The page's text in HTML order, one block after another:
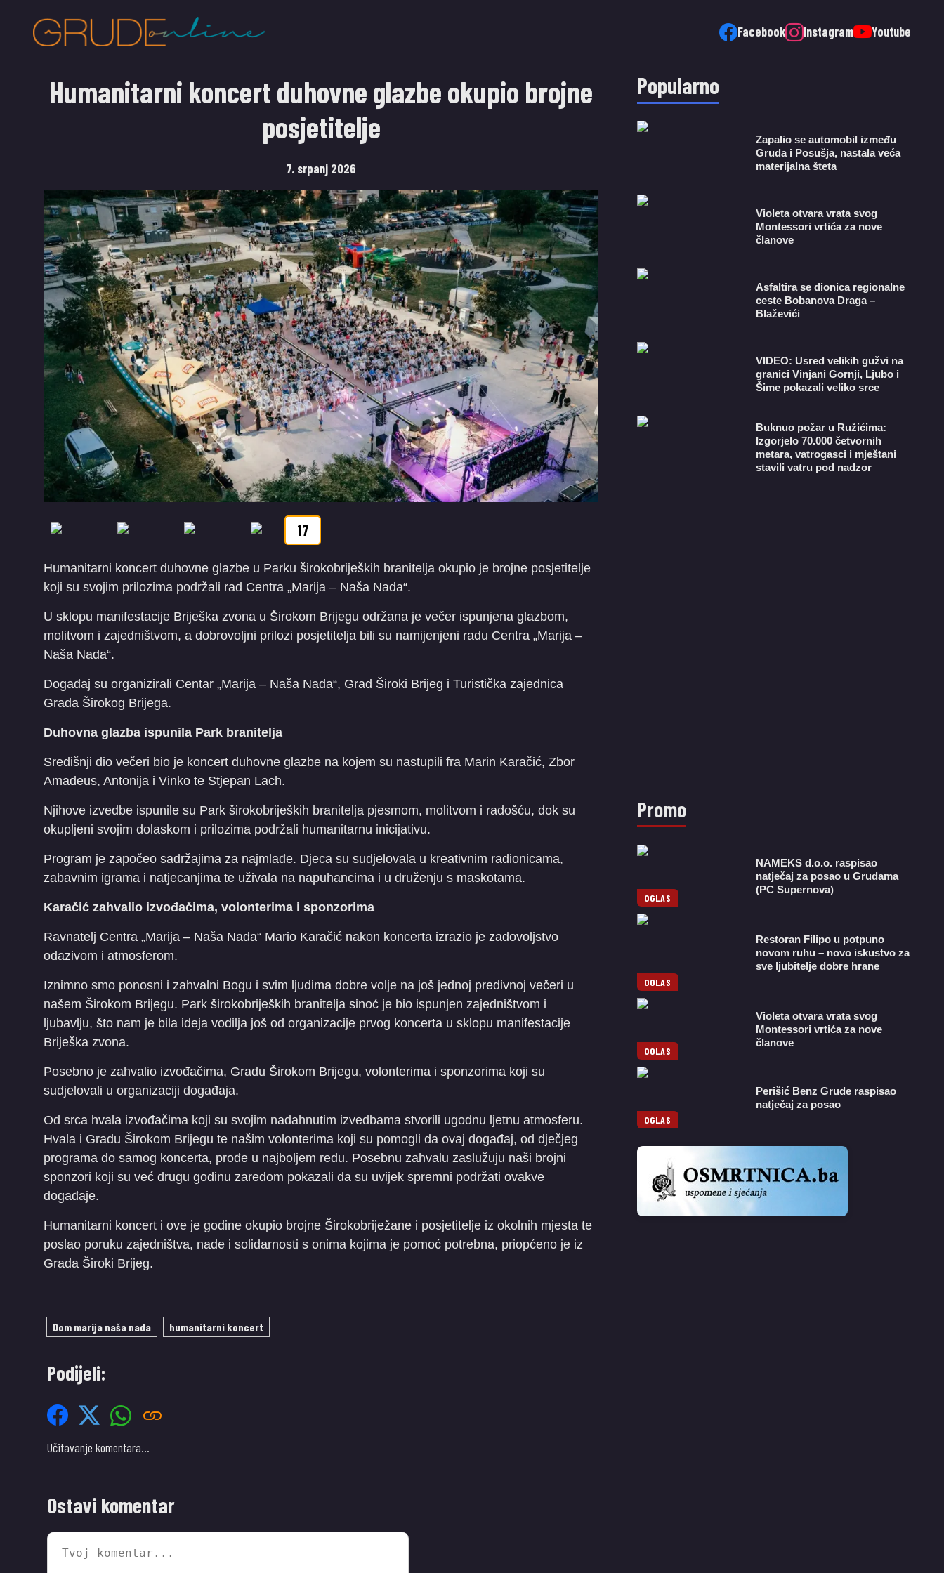
Facebook Instagram Youtube
Humanitarni koncert duhovne glazbe okupio brojne
posjetitelje
7. srpanj 2026
17
Humanitarni koncert duhovne glazbe u Parku širokobrijeških branitelja okupio je brojne posjetitelje
koji su svojim prilozima podržali rad Centra „Marija – Naša Nada“.
U sklopu manifestacije Briješka zvona u Širokom Brijegu održana je večer ispunjena glazbom,
molitvom i zajedništvom, a dobrovoljni prilozi posjetitelja bili su namijenjeni radu Centra „Marija –
Naša Nada“.
Događaj su organizirali Centar „Marija – Naša Nada“, Grad Široki Brijeg i Turistička zajednica
Grada Širokog Brijega.
Duhovna glazba ispunila Park branitelja
Središnji dio večeri bio je koncert duhovne glazbe na kojem su nastupili fra Marin Karačić, Zbor
Amadeus, Antonija i Vinko te Stjepan Lach.
Njihove izvedbe ispunile su Park širokobrijeških branitelja pjesmom, molitvom i radošću, dok su
okupljeni svojim dolaskom i prilozima podržali humanitarnu inicijativu.
Program je započeo sadržajima za najmlađe. Djeca su sudjelovala u kreativnim radionicama,
zabavnim igrama i natjecanjima te uživala na napuhancima i u druženju s maskotama.
Karačić zahvalio izvođačima, volonterima i sponzorima
Ravnatelj Centra „Marija – Naša Nada“ Mario Karačić nakon koncerta izrazio je zadovoljstvo
odazivom i atmosferom.
Iznimno smo ponosni i zahvalni Bogu i svim ljudima dobre volje na još jednoj predivnoj večeri u
našem Širokom Brijegu. Park širokobrijeških branitelja sinoć je bio ispunjen zajedništvom i
ljubavlju, što nam je bila ideja vodilja još od organizacije prvog koncerta u sklopu manifestacije
Briješka zvona.
Posebno je zahvalio izvođačima, Gradu Širokom Brijegu, volonterima i sponzorima koji su
sudjelovali u organizaciji događaja.
Od srca hvala izvođačima koji su svojim nadahnutim izvedbama stvorili ugodnu ljetnu atmosferu.
Hvala i Gradu Širokom Brijegu te našim volonterima koji su pomogli da ovaj događaj, od dječjeg
programa do samog koncerta, prođe u najboljem redu. Posebnu zahvalu zaslužuju naši brojni
sponzori koji su već drugu godinu zaredom pokazali da su uvijek spremni podržati ovakve
događaje.
Humanitarni koncert i ove je godine okupio brojne Širokobriježane i posjetitelje iz okolnih mjesta te
poslao poruku zajedništva, nade i solidarnosti s onima kojima je pomoć potrebna, priopćeno je iz
Grada Široki Brijeg.
Dom marija naša nada humanitarni koncert
Podijeli:
Učitavanje komentara…
Ostavi komentar
Popularno
Zapalio se automobil između
Gruda i Posušja, nastala veća
materijalna šteta
Violeta otvara vrata svog
Montessori vrtića za nove
članove
Asfaltira se dionica regionalne
ceste Bobanova Draga –
Blaževići
VIDEO: Usred velikih gužvi na
granici Vinjani Gornji, Ljubo i
Šime pokazali veliko srce
Buknuo požar u Ružićima:
Izgorjelo 70.000 četvornih
metara, vatrogasci i mještani
stavili vatru pod nadzor
Promo
OGLAS
NAMEKS d.o.o. raspisao
natječaj za posao u Grudama
(PC Supernova)
OGLAS
Restoran Filipo u potpuno
novom ruhu – novo iskustvo za
sve ljubitelje dobre hrane
OGLAS
Violeta otvara vrata svog
Montessori vrtića za nove
članove
OGLAS
Perišić Benz Grude raspisao
natječaj za posao